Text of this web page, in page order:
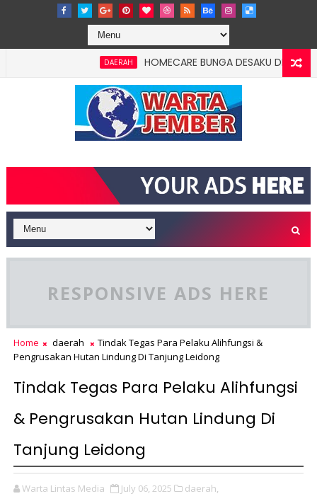
HOMECARE BUNGA DESAKU DI
RESPONSIVE ADS HERE
Home daerah
Tindak Tegas Para Pelaku Alihfungsi &
Pengrusakan Hutan Lindung Di Tanjung Leidong
Tindak Tegas Para Pelaku Alihfungsi
& Pengrusakan Hutan Lindung Di
Tanjung Leidong
Warta Lintas Media July 06, 2025 daerah,